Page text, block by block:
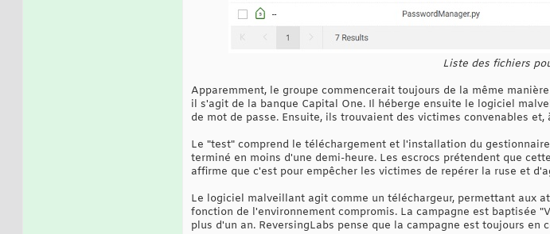
Liste des fichiers
Apparemment, le groupe commencerait toujours de la même
il s'agit de la banque Capital One. Il héberge ensuite le logiciel
de mot de passe. Ensuite, ils trouvaient des victimes convenables
Le "test" comprend le téléchargement et l'installation du
terminé en moins d'une demi-heure. Les escrocs prétendent que
affirme que c'est pour empêcher les victimes de repérer la ruse et
Le logiciel malveillant agit comme un téléchargeur, permettant aux
fonction de l'environnement compromis. La campagne est baptisée
plus d'un an. ReversingLabs pense que la campagne est toujours en